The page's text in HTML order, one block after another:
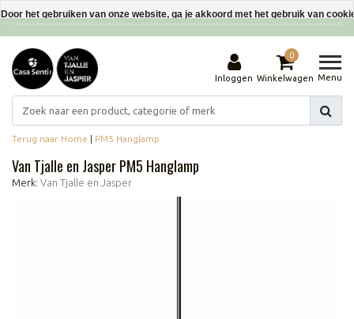
Interieurdecoraties van gerecyclede materialen
Inloggen
0
Winkelwagen Menu
Terug naar Home | PM5 Hanglamp
Van Tjalle en Jasper PM5 Hanglamp
Merk: Van Tjalle en Jasper
Door het gebruiken van onze website, ga je akkoord met het gebruik van